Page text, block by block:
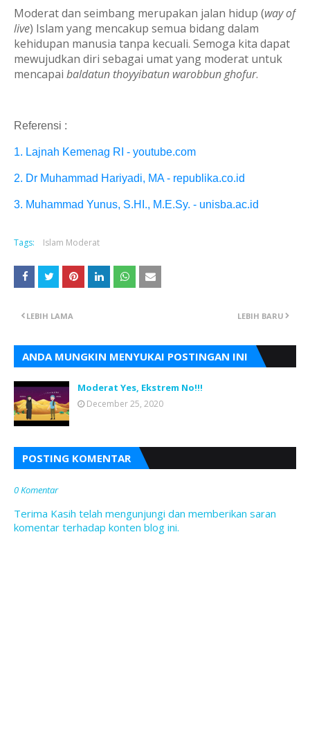
Moderat dan seimbang merupakan jalan hidup (way of
live) Islam yang mencakup semua bidang dalam
kehidupan manusia tanpa kecuali. Semoga kita dapat
mewujudkan diri sebagai umat yang moderat untuk
mencapai baldatun thoyyibatun warobbun ghofur.
Referensi :
1. Lajnah Kemenag RI - youtube.com
2. Dr Muhammad Hariyadi, MA - republika.co.id
3. Muhammad Yunus, S.HI., M.E.Sy. - unisba.ac.id
Tags: Islam Moderat
LEBIH BARU
LEBIH LAMA
ANDA MUNGKIN MENYUKAI POSTINGAN INI
Moderat Yes, Ekstrem No!!!
December 25, 2020
POSTING KOMENTAR
0 Komentar
Terima Kasih telah mengunjungi dan memberikan saran
komentar terhadap konten blog ini.